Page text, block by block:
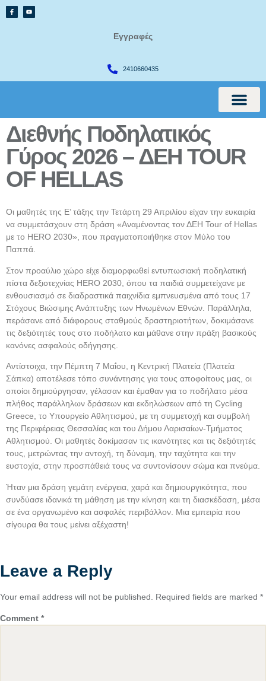
Εγγραφές
2410660435
Διεθνής Ποδηλατικός
Γύρος 2026 – ΔΕΗ TOUR
OF HELLAS
Οι μαθητές της Ε’ τάξης την Τετάρτη 29 Απριλίου είχαν την ευκαιρία
να συμμετάσχουν στη δράση «Αναμένοντας τον ΔΕΗ Tour of Hellas
με το HERO 2030», που πραγματοποιήθηκε στον Μύλο του
Παππά.
Στον προαύλιο χώρο είχε διαμορφωθεί εντυπωσιακή ποδηλατική
πίστα δεξιοτεχνίας HERO 2030, όπου τα παιδιά συμμετείχανε με
ενθουσιασμό σε διαδραστικά παιχνίδια εμπνευσμένα από τους 17
Στόχους Βιώσιμης Ανάπτυξης των Ηνωμένων Εθνών. Παράλληλα,
περάσανε από διάφορους σταθμούς δραστηριοτήτων, δοκιμάσανε
τις δεξιότητές τους στο ποδήλατο και μάθανε στην πράξη βασικούς
κανόνες ασφαλούς οδήγησης.
Αντίστοιχα, την Πέμπτη 7 Μαΐου, η Κεντρική Πλατεία (Πλατεία
Σάπκα) αποτέλεσε τόπο συνάντησης για τους αποφοίτους μας, οι
οποίοι δημιούργησαν, γέλασαν και έμαθαν για το ποδήλατο μέσα
πλήθος παράλληλων δράσεων και εκδηλώσεων από τη Cycling
Greece, το Υπουργείο Αθλητισμού, με τη συμμετοχή και συμβολή
της Περιφέρειας Θεσσαλίας και του Δήμου Λαρισαίων-Τμήματος
Αθλητισμού. Οι μαθητές δοκίμασαν τις ικανότητες και τις δεξιότητές
τους, μετρώντας την αντοχή, τη δύναμη, την ταχύτητα και την
ευστοχία, στην προσπάθειά τους να συντονίσουν σώμα και πνεύμα.
Ήταν μια δράση γεμάτη ενέργεια, χαρά και δημιουργικότητα, που
συνδύασε ιδανικά τη μάθηση με την κίνηση και τη διασκέδαση, μέσα
σε ένα οργανωμένο και ασφαλές περιβάλλον. Μια εμπειρία που
σίγουρα θα τους μείνει αξέχαστη!
Leave a Reply
Your email address will not be published. Required fields are marked *
Comment *